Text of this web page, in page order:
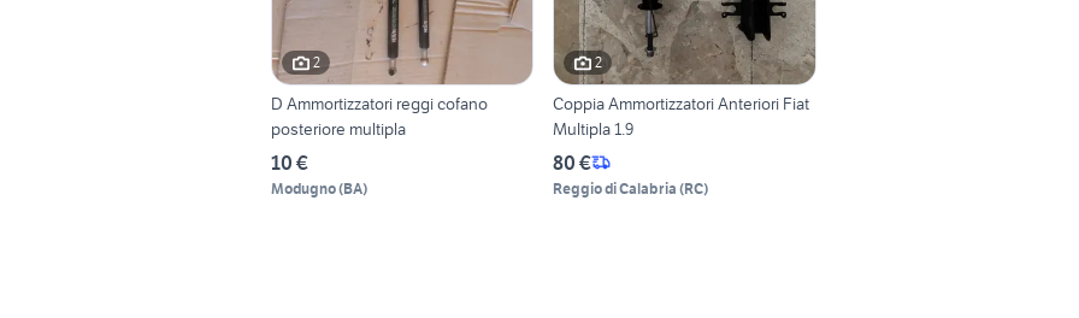
2
D Ammortizzatori reggi cofano
posteriore multipla
10 €
Modugno(BA)
2
Coppia Ammortizzatori Anteriori Fiat
Multipla 1.9
80 €
Reggio di Calabria (RC)